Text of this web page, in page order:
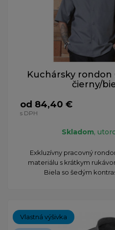
Kuchársky rondon
čierny/
od 84,40 €
s DPH
Skladom,
Exkluzívny pracovný
materiálu s krátkym
Biela so šedým
Vlastná výšivka